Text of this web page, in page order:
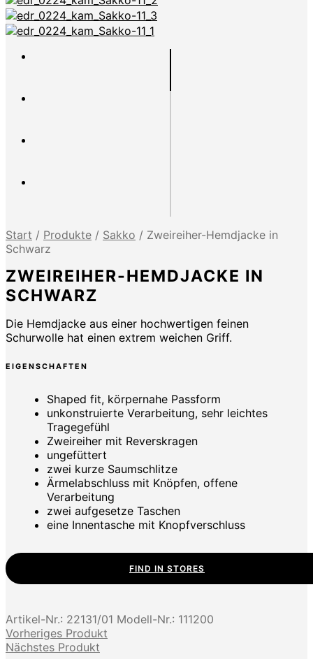
Start / Produkte / Sakko / Zweireiher-Hemdjacke in
Schwarz
ZWEIREIHER-HEMDJACKE IN
SCHWARZ
Die Hemdjacke aus einer hochwertigen feinen
Schurwolle hat einen extrem weichen Griff.
EIGENSCHAFTEN
Shaped fit, körpernahe Passform
unkonstruierte Verarbeitung, sehr leichtes
Tragegefühl
Zweireiher mit Reverskragen
ungefüttert
zwei kurze Saumschlitze
Ärmelabschluss mit Knöpfen, offene
Verarbeitung
zwei aufgesetze Taschen
eine Innentasche mit Knopfverschluss
FIND IN STORES
Artikel-Nr.: 22131/01 Modell-Nr.: 111200
Vorheriges Produkt
Nächstes Produkt